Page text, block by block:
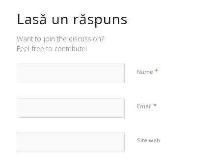
Lasă un răspuns
Want to join the discussion?
Feel free to contribute!
Nume *
Email *
Site web